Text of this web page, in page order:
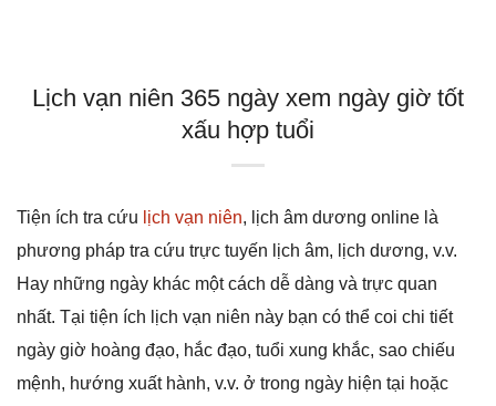
Lịch vạn niên 365 ngày xem ngày giờ tốt
xấu hợp tuổi
Tiện ích tra cứu lịch vạn niên, lịch âm dương online là
phương pháp tra cứu trực tuyến lịch âm, lịch dương, v.v.
Hay những ngày khác một cách dễ dàng và trực quan
nhất. Tại tiện ích lịch vạn niên này bạn có thể coi chi tiết
ngày giờ hoàng đạo, hắc đạo, tuổi xung khắc, sao chiếu
mệnh, hướng xuất hành, v.v. ở trong ngày hiện tại hoặc